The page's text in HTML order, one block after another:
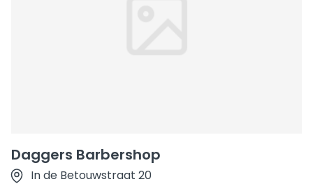
Daggers Barbershop
In de Betouwstraat 20